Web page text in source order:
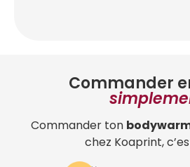
Commander
Commander ton
chez Koaprint,